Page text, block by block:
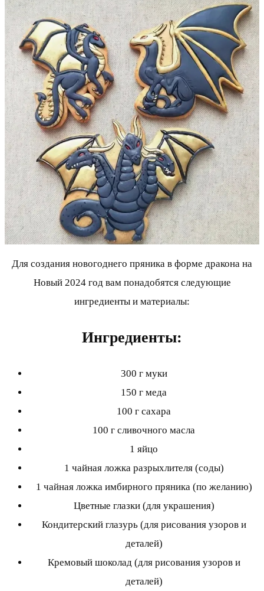
Для создания новогоднего пряника в форме дракона на
Новый 2024 год вам понадобятся следующие
ингредиенты и материалы:
Ингредиенты:
300 г муки
150 г меда
100 г сахара
100 г сливочного масла
1 яйцо
1 чайная ложка разрыхлителя (соды)
1 чайная ложка имбирного пряника (по желанию)
Цветные глазки (для украшения)
Кондитерский глазурь (для рисования узоров и
деталей)
Кремовый шоколад (для рисования узоров и
деталей)